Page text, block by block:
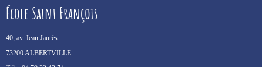
École Saint François
40, av. Jean Jaurès
73200 ALBERTVILLE